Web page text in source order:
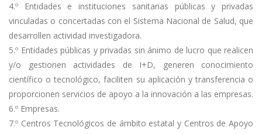
4.º Entidades e instituciones sanitarias públicas y privadas
vinculadas o concertadas con el Sistema Nacional de Salud, que
desarrollen actividad investigadora.
5.º Entidades públicas y privadas sin ánimo de lucro que realicen
y/o gestionen actividades de I+D, generen conocimiento
científico o tecnológico, faciliten su aplicación y transferencia o
proporcionen servicios de apoyo a la innovación a las empresas.
6.º Empresas.
7.º Centros Tecnológicos de ámbito estatal y Centros de Apoyo